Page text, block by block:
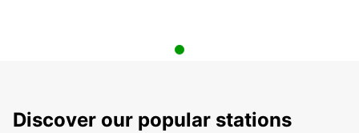
Discover our popular stations